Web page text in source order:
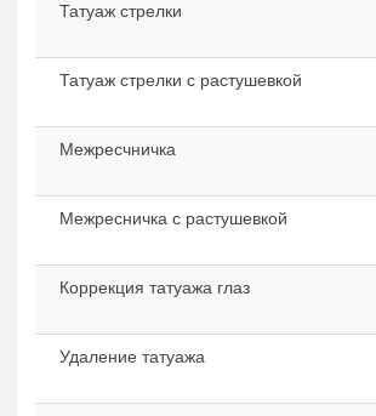
Татуаж стрелки
Татуаж стрелки с растушевкой
Межресчничка
Межресничка с растушевкой
Коррекция татуажа глаз
Удаление татуажа